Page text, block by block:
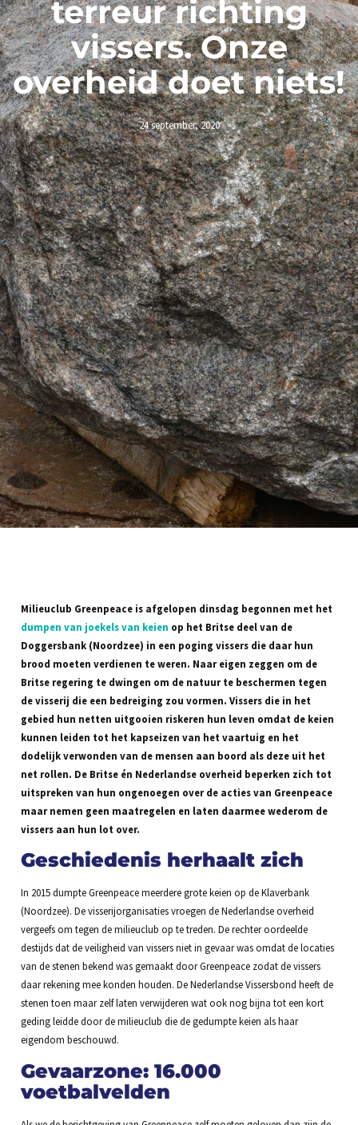
terreur richting
vissers. Onze
overheid doet niets!
24 september, 2020
Milieuclub Greenpeace is afgelopen dinsdag begonnen met het
dumpen van joekels van keien op het Britse deel van de
Doggersbank (Noordzee) in een poging vissers die daar hun
brood moeten verdienen te weren. Naar eigen zeggen om de
Britse regering te dwingen om de natuur te beschermen tegen
de visserij die een bedreiging zou vormen. Vissers die in het
gebied hun netten uitgooien riskeren hun leven omdat de keien
kunnen leiden tot het kapseizen van het vaartuig en het
dodelijk verwonden van de mensen aan boord als deze uit het
net rollen. De Britse én Nederlandse overheid beperken zich tot
uitspreken van hun ongenoegen over de acties van Greenpeace
maar nemen geen maatregelen en laten daarmee wederom de
vissers aan hun lot over.
Geschiedenis herhaalt zich
In 2015 dumpte Greenpeace meerdere grote keien op de Klaverbank
(Noordzee). De visserijorganisaties vroegen de Nederlandse overheid
vergeefs om tegen de milieuclub op te treden. De rechter oordeelde
destijds dat de veiligheid van vissers niet in gevaar was omdat de locaties
van de stenen bekend was gemaakt door Greenpeace zodat de vissers
daar rekening mee konden houden. De Nederlandse Vissersbond heeft de
stenen toen maar zelf laten verwijderen wat ook nog bijna tot een kort
geding leidde door de milieuclub die de gedumpte keien als haar
eigendom beschouwd.
Gevaarzone: 16.000
voetbalvelden